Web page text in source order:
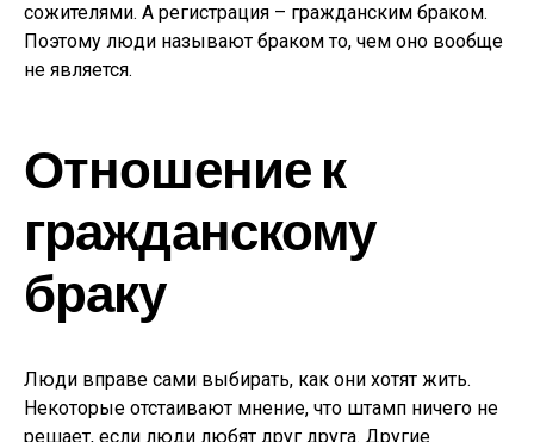
сожителями. А регистрация – гражданским браком.
Поэтому люди называют браком то, чем оно вообще
не является.
Отношение к
гражданскому
браку
Люди вправе сами выбирать, как они хотят жить.
Некоторые отстаивают мнение, что штамп ничего не
решает, если люди любят друг друга. Другие